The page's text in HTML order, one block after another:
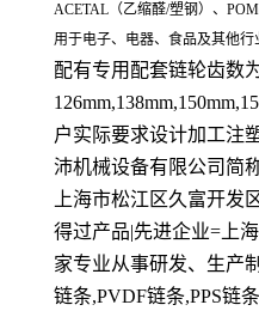
ACETAL（乙缩醛/塑钢）、
用于电子、电器、食品及其他行
配有专用配套链轮齿数
户实际要求设计加工注
沛机械设备有限公司简
上海市松江区久富开发
得过产品|先进企业=上
家专业从事研发、生产
链条,PVDF链条,PPS链